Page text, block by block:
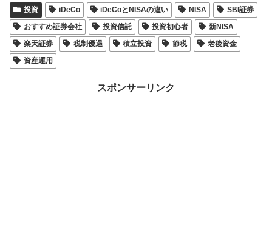
投資 iDeCo iDeCoとNISAの違い NISA
SBI証券
おすすめ証券会社
投資信託 投資初心者
新NISA
楽天証券
税制優遇 積立投資 節税
老後資金
資産運用
スポンサーリンク